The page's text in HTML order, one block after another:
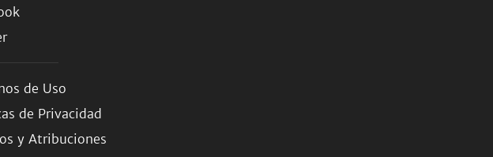
de Uso
de Privacidad
y Atribuciones